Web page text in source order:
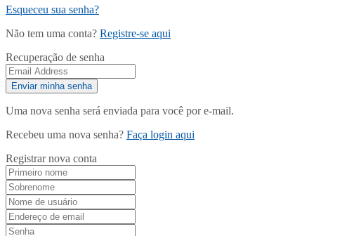
Esqueceu sua senha?
Não tem uma conta? Registre-se aqui
Recuperação de senha
Uma nova senha será enviada para você por e-mail.
Recebeu uma nova senha? Faça login aqui
Registrar nova conta